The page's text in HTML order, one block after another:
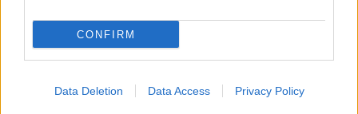
CONFIRM
Data Deletion Data Access Privacy Policy